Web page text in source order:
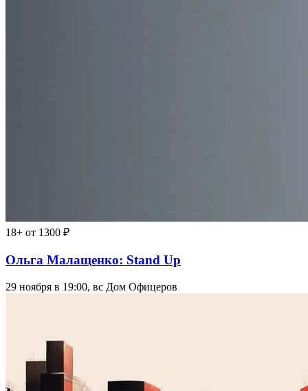
18+ от 1300 ₽
Ольга Малащенко: Stand Up
29 ноября в 19:00, вс Дом Офицеров